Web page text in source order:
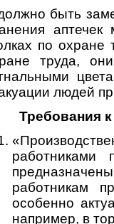
быть
по охране
труда,
людей
Требования
работникам
особенно
например, в